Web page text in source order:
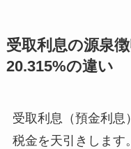
受取利息の源泉
20.315%の違い
受取利息（預金利息
税金を天引きします